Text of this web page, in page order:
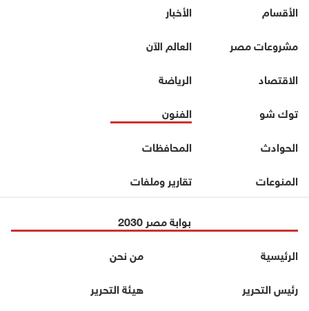
الأقسام
الأخبار
مشروعات مصر
العالم الآن
الاقتصاد
الرياضة
توك شو
الفنون
الحوادث
المحافظات
المنوعات
تقارير وملفات
بوابة مصر 2030
الرئيسية
من نحن
رئيس التحرير
هيئة التحرير